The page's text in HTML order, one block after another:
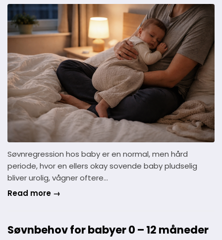
Søvnregression hos baby er en normal, men hård
periode, hvor en ellers okay sovende baby pludselig
bliver urolig, vågner oftere…
Read more →
Søvnbehov for babyer 0 – 12 måneder